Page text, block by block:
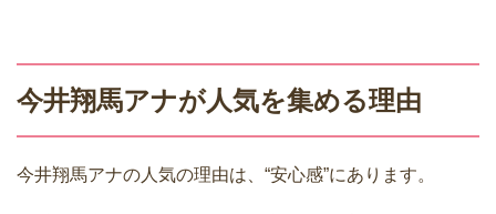
今井翔馬アナが人気を集める理由
今井翔馬アナの人気の理由は、“安心感”にあります。